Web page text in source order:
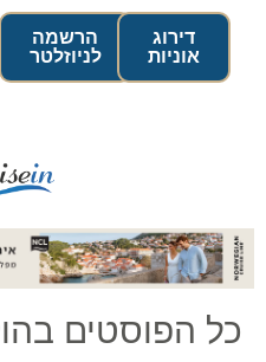
הרשמה
לניוזלטר
דירוג
אוניות
כל הפוסטים